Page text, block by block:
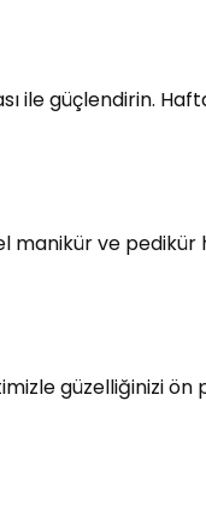
ile güçlendirin.
manikür ve
güzelliğinizi ön